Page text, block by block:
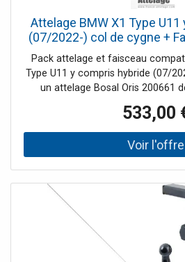
Attelage BMW X1 Type
(07/2022-) col de cygne +
13 broches
Pack attelage et faisceau
Type U11 y compris hybride (07/
un attelage Bosal Oris 200661
13 broches Bosstow
les notices de montage sont
également nommé attache
compatible avec toutes les
indications listées dans la
533,00